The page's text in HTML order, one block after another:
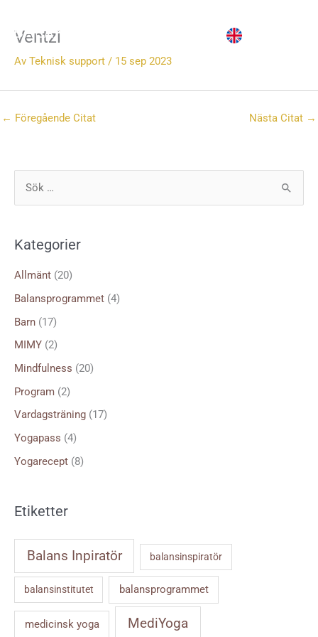
innehåll
Ventzi
Av Teknisk support / 15 sep 2023
← Föregående Citat Nästa Citat →
e
f
t
Kategorier
Allmänt (20)
Balansprogrammet (4)
Barn (17)
MIMY (2)
Mindfulness (20)
Program (2)
Vardagsträning (17)
Yogapass (4)
Yogarecept (8)
Etiketter
Balans Inpiratör balansinspiratör
balansinstitutet balansprogrammet
medicinsk yoga MediYoga